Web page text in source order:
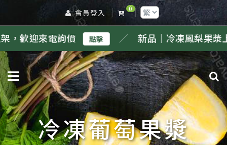
會員登入 0
點擊 ／新品｜冷凍鳳梨果漿上架，歡迎來電詢
冷凍葡萄果漿